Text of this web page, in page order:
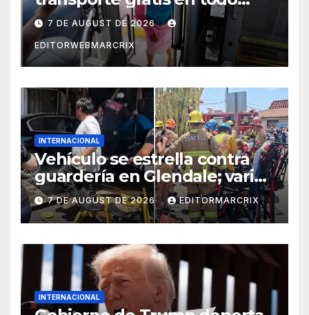
Cancún
7 DE AUGUST DE 2026
EDITORWEBMARCRIX
INTERNACIONAL
Vehículo se estrella contra
guardería en Glendale; varios
niños fueron trasladados al
hospital
7 DE AUGUST DE 2026 EDITORMARCRIX
INTERNACIONAL